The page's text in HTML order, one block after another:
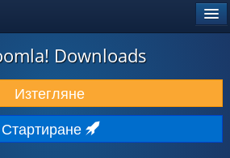
Downloads
Изтегляне
Стартиране